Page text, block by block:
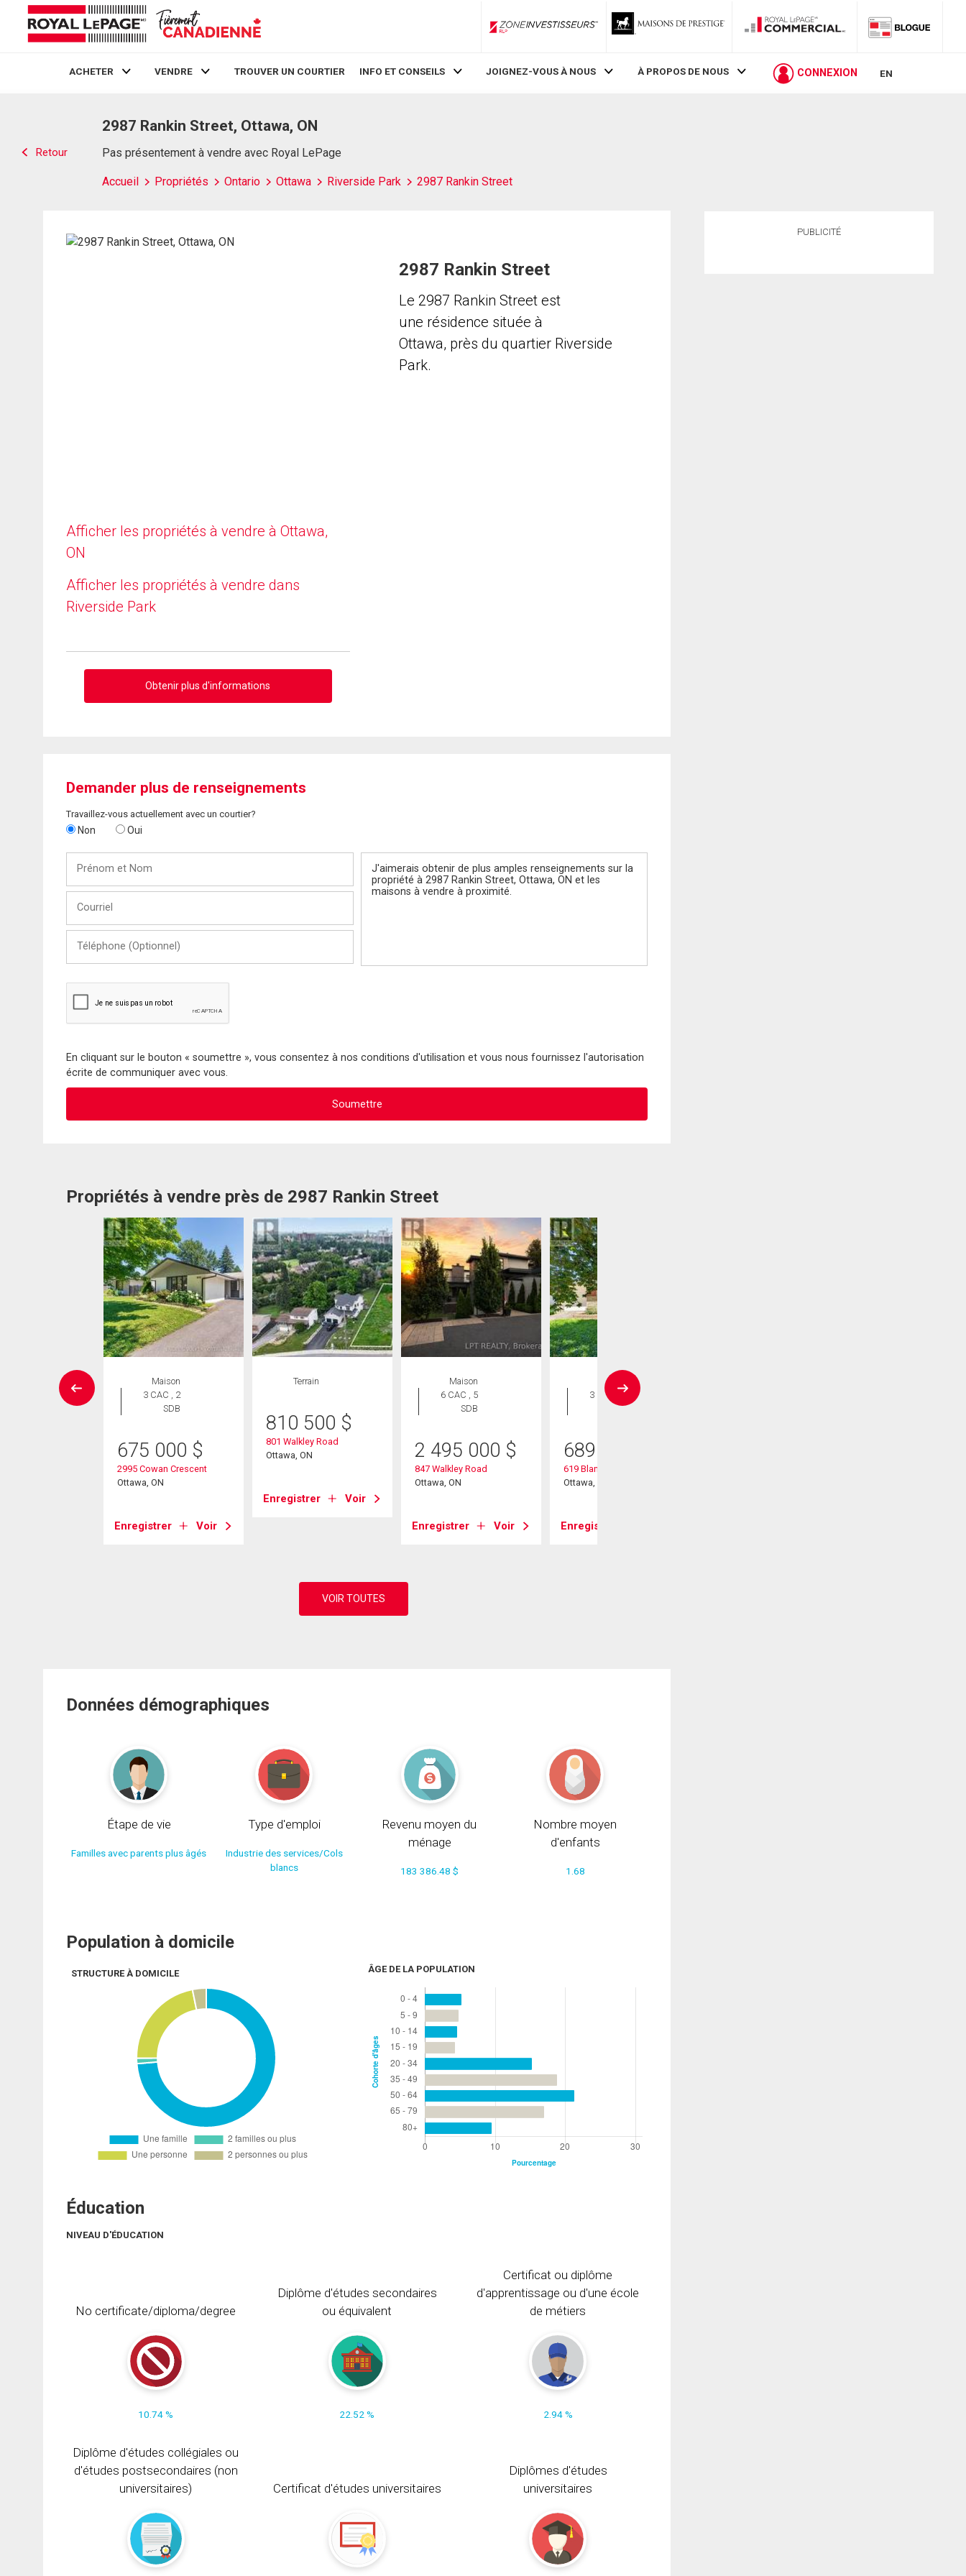
ZoneInvestisseurs RLP
ACHETER VENDRE TROUVER UN COURTIER INFO ET CONSEILS JOIGNEZ-VOUS À NOUS À PROPOS DE NOUS CONNEXION EN
Retour
2987 Rankin Street, Ottawa, ON
Pas présentement à vendre avec Royal LePage
Accueil Propriétés Ontario Ottawa Riverside Park 2987 Rankin Street
Afficher les propriétés à vendre à Ottawa,
ON
Afficher les propriétés à vendre dans
Riverside Park
Obtenir plus d'informations
2987 Rankin Street
Le 2987 Rankin Street est
une résidence située à
Ottawa, près du quartier Riverside
Park.
Demander plus de renseignements
Travaillez-vous actuellement avec un courtier?
Non Oui
Nom
(Optionnel)
En cliquant sur le bouton « soumettre », vous consentez à nos conditions d'utilisation et vous nous fournissez l'autorisation
écrite de communiquer avec vous.
Propriétés à vendre près de 2987 Rankin Street
Maison
3 CAC , 2
SDB
675 000 $
2995 Cowan Crescent
Ottawa, ON
Enregistrer Voir
Terrain
810 500 $
801 Walkley Road
Ottawa, ON
Enregistrer Voir
Maison
6 CAC , 5
SDB
2 495 000 $
847 Walkley Road
Ottawa, ON
Enregistrer Voir
Maison
3 CAC , 1
SDB
689 900
619 Blanchard Crescent
Ottawa, ON
Enregistrer
Données démographiques
Étape de vie
Familles avec parents plus âgés
Type d'emploi
Industrie des services/Cols
blancs
Revenu moyen du
ménage
183 386.48 $
Nombre moyen
d'enfants
1.68
Population à domicile
STRUCTURE À DOMICILE ÂGE DE LA POPULATION
Éducation
NIVEAU D'ÉDUCATION
No certificate/diploma/degree
10.74 %
Diplôme d'études secondaires
ou équivalent
22.52 %
Certificat ou diplôme
d'apprentissage ou d'une école
de métiers
2.94 %
Diplôme d'études collégiales ou
d'études postsecondaires (non
universitaires)
Certificat d'études universitaires
Diplômes d'études
universitaires
PUBLICITÉ